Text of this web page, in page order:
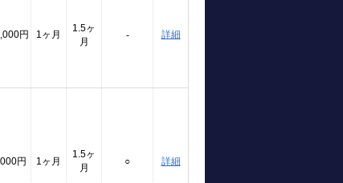
円 1ヶ月
1.5ヶ
月
- 詳細
円 1ヶ月
1.5ヶ
月
○ 詳細